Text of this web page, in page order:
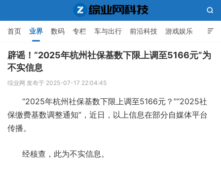
综业网科技

首页 业界 数码 专栏 车与出行 前沿科技 游戏娱乐
人工智能

辟谣！“2025年杭州社保基数下限上调至5166元”为
不实信息
综业网 发布于 2025-07-17 22:04:45
“2025年杭州社保基数下限上调至5166元？”“2025社
保缴费基数调整通知”，近日，以上信息在部分自媒体平台
传播。
经核查，此为不实信息。